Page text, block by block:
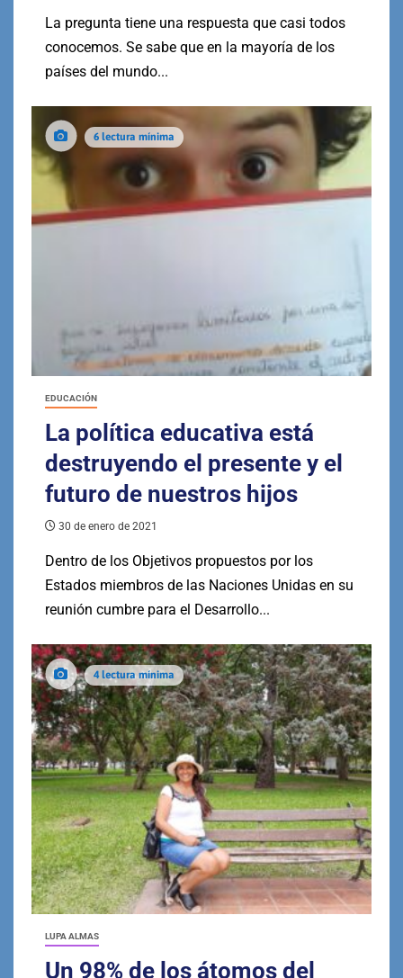
La pregunta tiene una respuesta que casi todos
conocemos. Se sabe que en la mayoría de los
países del mundo...
6 lectura mínima
EDUCACIÓN
La política educativa está
destruyendo el presente y el
futuro de nuestros hijos
30 de enero de 2021
Dentro de los Objetivos propuestos por los
Estados miembros de las Naciones Unidas en su
reunión cumbre para el Desarrollo...
4 lectura mínima
LUPA ALMAS
Un 98% de los átomos del